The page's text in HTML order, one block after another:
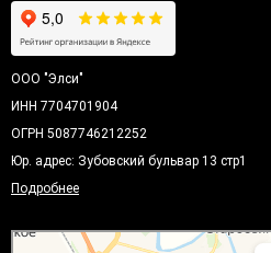
ООО "Элси"
ИНН 7704701904
ОГРН 5087746212252
Юр. адрес: Зубовский бульвар 13 стр1
Подробнее